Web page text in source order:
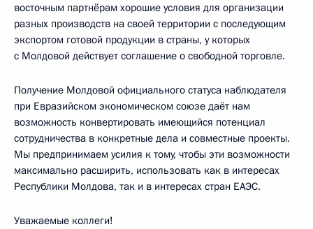
восточным партнёрам хорошие условия для организации
разных производств на своей территории с последующим
экспортом готовой продукции в страны, у которых
с Молдовой действует соглашение о свободной торговле.
Получение Молдовой официального статуса наблюдателя
при Евразийском экономическом союзе даёт нам
возможность конвертировать имеющийся потенциал
сотрудничества в конкретные дела и совместные проекты.
Мы предпринимаем усилия к тому, чтобы эти возможности
максимально расширить, использовать как в интересах
Республики Молдова, так и в интересах стран ЕАЭС.
Уважаемые коллеги!